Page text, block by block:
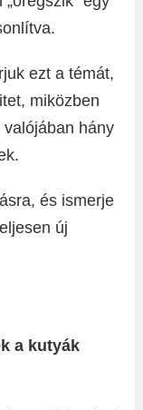
ezt a témát,
miközben
hány
és ismerje
új
a kutyák